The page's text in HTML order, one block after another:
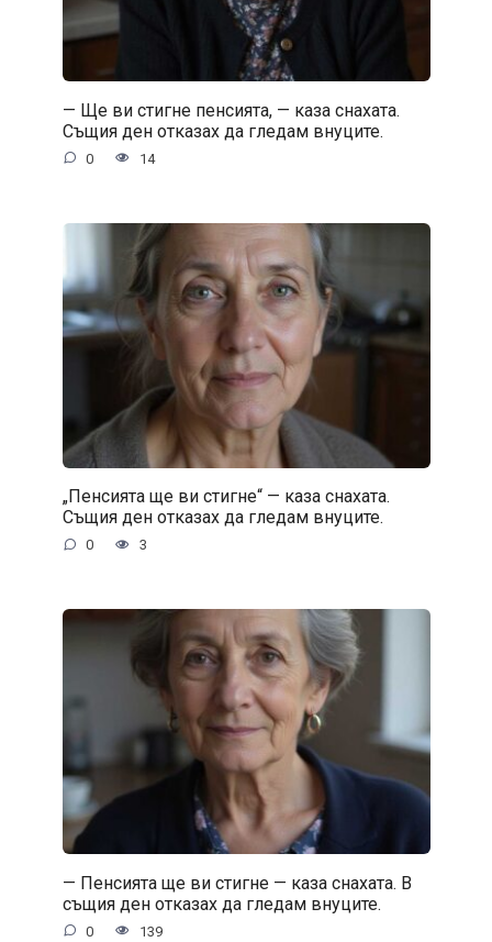
— Ще ви стигне пенсията, — каза снахата.
Същия ден отказах да гледам внуците.
0 14
„Пенсията ще ви стигне“ — каза снахата.
Същия ден отказах да гледам внуците.
0 3
— Пенсията ще ви стигне — каза снахата. В
същия ден отказах да гледам внуците.
0 139